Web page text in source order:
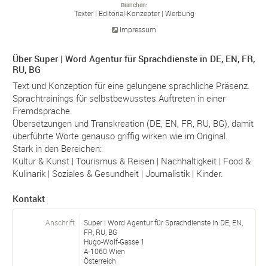
Branchen
Texter Editorial-Konzepter Werbung
Impressum
Über Super | Word Agentur für Sprachdienste in DE, EN, FR,
RU, BG
Text und Konzeption für eine gelungene sprachliche Präsenz.
Sprachtrainings für selbstbewusstes Auftreten in einer
Fremdsprache.
Übersetzungen und Transkreation (DE, EN, FR, RU, BG), damit
überführte Worte genauso griffig wirken wie im Original.
Stark in den Bereichen:
Kultur & Kunst | Tourismus & Reisen | Nachhaltigkeit | Food &
Kulinarik | Soziales & Gesundheit | Journalistik | Kinder.
Kontakt
Anschrift
Super | Word Agentur für Sprachdienste in DE, EN,
FR, RU, BG
Hugo-Wolf-Gasse 1
A-1060Wien
Österreich